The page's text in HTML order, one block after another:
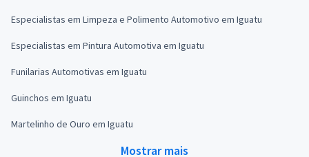
Especialistas em Limpeza e Polimento Automotivo em Iguatu
Especialistas em Pintura Automotiva em Iguatu
Funilarias Automotivas em Iguatu
Guinchos em Iguatu
Martelinho de Ouro em Iguatu
Mostrar mais